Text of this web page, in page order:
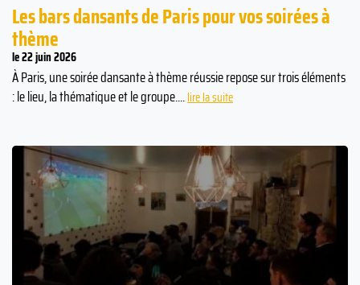
Les bars dansants de Paris pour vos soirées à
thème
le 22 juin 2026
À Paris, une soirée dansante à thème réussie repose sur trois éléments
: le lieu, la thématique et le groupe....lire la suite